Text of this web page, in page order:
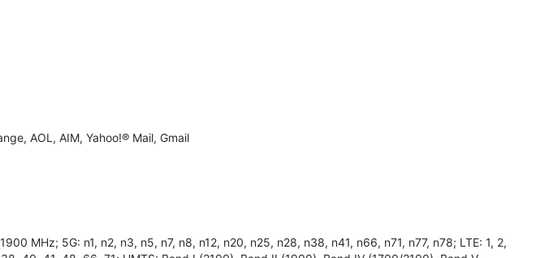
AOL, AIM, Yahoo!® Mail, Gmail
MHz; 5G: n1, n2, n3, n5, n7, n8, n12, n20, n25, n28, n38, n41, n66, n71, n77, n78; LTE: 1, 2,